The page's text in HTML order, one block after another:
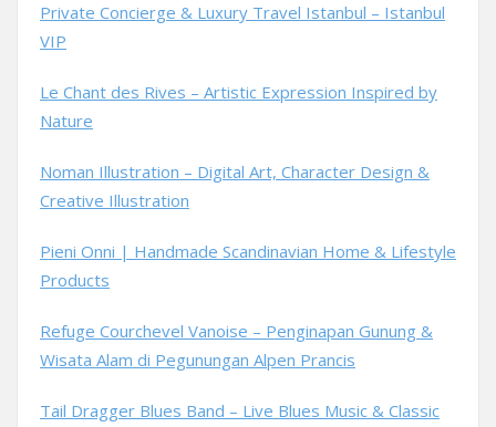
Private Concierge & Luxury Travel Istanbul – Istanbul
VIP
Le Chant des Rives – Artistic Expression Inspired by
Nature
Noman Illustration – Digital Art, Character Design &
Creative Illustration
Pieni Onni | Handmade Scandinavian Home & Lifestyle
Products
Refuge Courchevel Vanoise – Penginapan Gunung &
Wisata Alam di Pegunungan Alpen Prancis
Tail Dragger Blues Band – Live Blues Music & Classic